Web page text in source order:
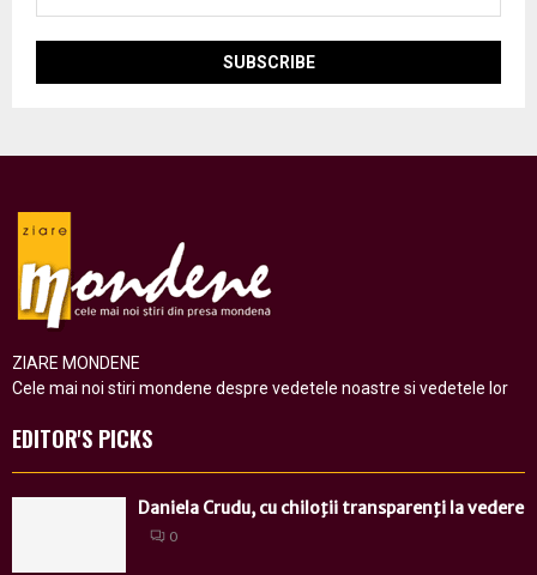
ZIARE MONDENE
Cele mai noi stiri mondene despre vedetele noastre si vedetele lor
EDITOR'S PICKS
Daniela Crudu, cu chiloţii transparenţi la vedere
0